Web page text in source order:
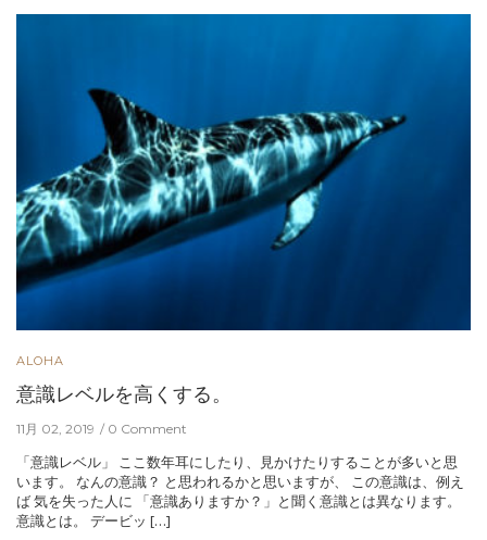
ALOHA
意識レベルを高くする。
11月 02, 2019 0 Comment
「意識レベル」 ここ数年耳にしたり、見かけたりすることが多いと思
います。 なんの意識？ と思われるかと思いますが、 この意識は、例え
ば 気を失った人に 「意識ありますか？」と聞く意識とは異なります。
意識とは。 デービッ […]